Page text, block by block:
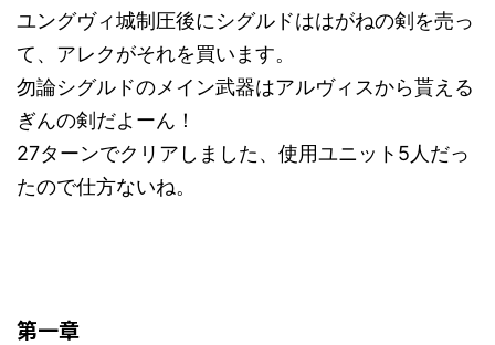
ユングヴィ城制圧後にシグルドははがねの剣を売っ
て、アレクがそれを買います。
勿論シグルドのメイン武器はアルヴィスから貰える
ぎんの剣だよーん！
27ターンでクリアしました、使用ユニット5人だっ
たので仕方ないね。
第一章